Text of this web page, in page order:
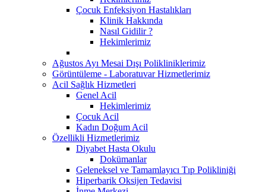
Çocuk Enfeksiyon Hastalıkları
Klinik Hakkında
Nasıl Gidilir ?
Hekimlerimiz
Ağustos Ayı Mesai Dışı Polikliniklerimiz
Görüntüleme - Laboratuvar Hizmetlerimiz
Acil Sağlık Hizmetleri
Genel Acil
Hekimlerimiz
Çocuk Acil
Kadın Doğum Acil
Özellikli Hizmetlerimiz
Diyabet Hasta Okulu
Dokümanlar
Geleneksel ve Tamamlayıcı Tıp Polikliniği
Hiperbarik Oksijen Tedavisi